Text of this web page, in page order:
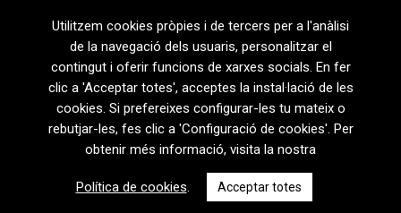
08720 Vilafranca del Penedès · General Prim 5, 2n · Barcelona
T+34 938 170 417 ·
+34 938 170 301
Utilitzem cookies pròpies i de tercers per a l'anàlisi
de la navegació dels usuaris, personalitzar el
contingut i oferir funcions de xarxes socials. En fer
clic a 'Acceptar totes', acceptes la instal·lació de les
cookies. Si prefereixes configurar-les tu mateix o
rebutjar-les, fes clic a 'Configuració de cookies'. Per
obtenir més informació, visita la nostra
Política de cookies. Acceptar totes